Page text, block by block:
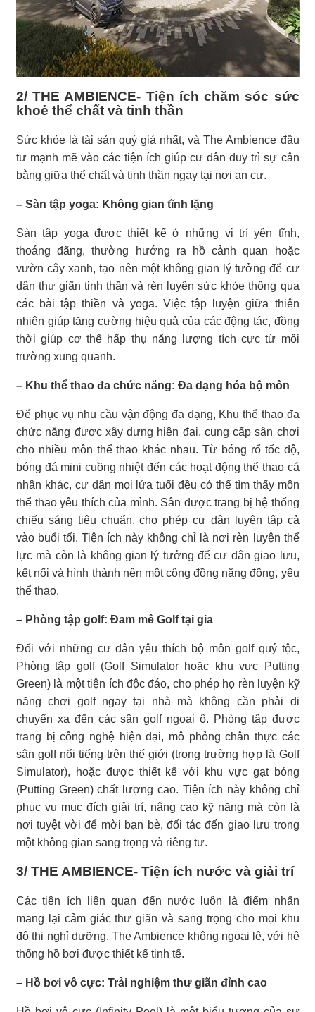
2/ THE AMBIENCE- Tiện ích chăm sóc sức
khoẻ thể chất và tinh thần
Sức khỏe là tài sản quý giá nhất, và The Ambience đầu
tư mạnh mẽ vào các tiện ích giúp cư dân duy trì sự cân
bằng giữa thể chất và tinh thần ngay tại nơi an cư.
– Sàn tập yoga: Không gian tĩnh lặng
Sàn tập yoga được thiết kế ở những vị trí yên tĩnh,
thoáng đãng, thường hướng ra hồ cảnh quan hoặc
vườn cây xanh, tạo nên một không gian lý tưởng để cư
dân thư giãn tinh thần và rèn luyện sức khỏe thông qua
các bài tập thiền và yoga. Việc tập luyện giữa thiên
nhiên giúp tăng cường hiệu quả của các động tác, đồng
thời giúp cơ thể hấp thụ năng lượng tích cực từ môi
trường xung quanh.
– Khu thể thao đa chức năng: Đa dạng hóa bộ môn
Để phục vụ nhu cầu vận động đa dạng, Khu thể thao đa
chức năng được xây dựng hiện đại, cung cấp sân chơi
cho nhiều môn thể thao khác nhau. Từ bóng rổ tốc độ,
bóng đá mini cuồng nhiệt đến các hoạt động thể thao cá
nhân khác, cư dân mọi lứa tuổi đều có thể tìm thấy môn
thể thao yêu thích của mình. Sân được trang bị hệ thống
chiếu sáng tiêu chuẩn, cho phép cư dân luyện tập cả
vào buổi tối. Tiện ích này không chỉ là nơi rèn luyện thể
lực mà còn là không gian lý tưởng để cư dân giao lưu,
kết nối và hình thành nên một cộng đồng năng động, yêu
thể thao.
– Phòng tập golf: Đam mê Golf tại gia
Đối với những cư dân yêu thích bộ môn golf quý tộc,
Phòng tập golf (Golf Simulator hoặc khu vực Putting
Green) là một tiện ích độc đáo, cho phép họ rèn luyện kỹ
năng chơi golf ngay tại nhà mà không cần phải di
chuyển xa đến các sân golf ngoại ô. Phòng tập được
trang bị công nghệ hiện đại, mô phỏng chân thực các
sân golf nổi tiếng trên thế giới (trong trường hợp là Golf
Simulator), hoặc được thiết kế với khu vực gạt bóng
(Putting Green) chất lượng cao. Tiện ích này không chỉ
phục vụ mục đích giải trí, nâng cao kỹ năng mà còn là
nơi tuyệt vời để mời bạn bè, đối tác đến giao lưu trong
một không gian sang trọng và riêng tư.
3/ THE AMBIENCE- Tiện ích nước và giải trí
Các tiện ích liên quan đến nước luôn là điểm nhấn
mang lại cảm giác thư giãn và sang trọng cho mọi khu
đô thị nghỉ dưỡng. The Ambience không ngoại lệ, với hệ
thống hồ bơi được thiết kế tinh tế.
– Hồ bơi vô cực: Trải nghiệm thư giãn đỉnh cao